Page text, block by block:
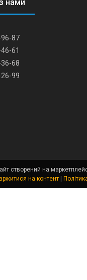
87
61
68
99
створений на
на контент |